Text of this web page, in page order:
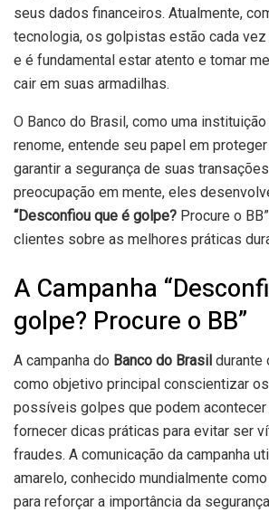
seus dados financeiros. Atualmente,
tecnologia, os golpistas estão cada
e é fundamental estar atento e tomar
cair em suas armadilhas.
O Banco do Brasil, como uma
renome, entende seu papel em
garantir a segurança de suas
preocupação em mente, eles
“Desconfiou que é golpe? Procure o
clientes sobre as melhores práticas
A Campanha
golpe? Procure o BB”
A campanha do Banco do Brasil durante
como objetivo principal conscientizar
possíveis golpes que podem
fornecer dicas práticas para evitar ser
fraudes. A comunicação da campanha
amarelo, conhecido mundialmente
para reforçar a importância da